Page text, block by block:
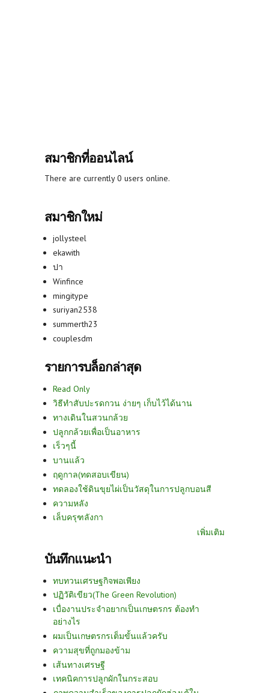
สมาชิกที่ออนไลน์
There are currently 0 users online.
สมาชิกใหม่
jollysteel
ekawith
ปา
Winfince
mingitype
suriyan2538
summerth23
couplesdm
รายการบล็อกล่าสุด
Read Only
วิธีทำสับปะรดกวน ง่ายๆ เก็บไว้ได้นาน
ทางเดินในสวนกล้วย
ปลูกกล้วยเพื่อเป็นอาหาร
เร็วๆนี้
บานแล้ว
ฤดูกาล(ทดสอบเขียน)
ทดลองใช้ดินขุยไผ่เป็นวัสดุในการปลูกบอนสี
ความหลัง
เล็บครุฑลังกา
เพิ่มเติม
บันทึกแนะนำ
ทบทวนเศรษฐกิจพอเพียง
ปฏิวัติเขียว(The Green Revolution)
เบื่องานประจำอยากเป็นเกษตรกร ต้องทำ
อย่างไร
ผมเป็นเกษตรกรเต็มขั้นแล้วครับ
ความสุขที่ถูกมองข้าม
เส้นทางเศรษฐี
เทคนิคการปลูกผักในกระสอบ